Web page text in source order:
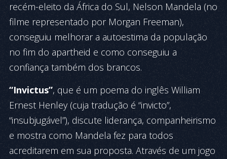
recém-eleito da África do Sul, Nelson Mandela (no
filme representado por Morgan Freeman),
conseguiu melhorar a autoestima da população
no fim do apartheid e como conseguiu a
confiança também dos brancos.
“Invictus”, que é um poema do inglês William
Ernest Henley (cuja tradução é “invicto”,
“insubjugável”), discute liderança, companheirismo
e mostra como Mandela fez para todos
acreditarem em sua proposta. Através de um jogo